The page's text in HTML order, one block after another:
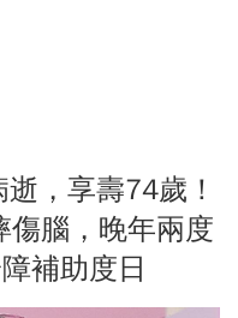
，享壽74歲！
傷腦，晚年兩度
補助度日